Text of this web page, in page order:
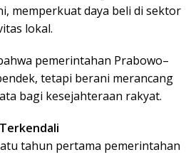
memperkuat daya beli di sektor
lokal.
pemerintahan Prabowo–
tetapi berani merancang
bagi kesejahteraan rakyat.
tahun pertama pemerintahan